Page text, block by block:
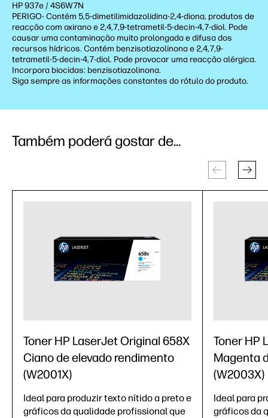
HP 937e / 4S6W7N
PERIGO- Contém 5,5-dimetilimidazolidina-2,4-diona, produtos de
reacção com oxirano e 2,4,7,9-tetrametil-5-decin-4,7-diol. Pode
causar uma contaminação muito prolongada e difusa dos
recursos hídricos. Contém benzisotiazolinona e 2,4,7,9-
tetrametil-5-decin-4,7-diol. Pode provocar uma reacção alérgica.
Incorpora biocidas: benzisotiazolinona.
Siga sempre as informações constantes do rótulo do produto.
Também poderá gostar de...
Toner HP LaserJet Original 658X
Ciano de elevado rendimento
(W2001X)
Ideal para produzir texto nítido a preto e
gráficos da qualidade profissional que
Toner HP
Magenta
(W2003X)
Ideal para
gráficos da